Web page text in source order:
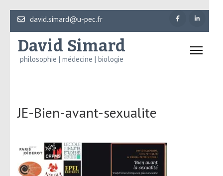
Aller
au
contenu
(Pressez
david.simard@u-pec.fr
David Simard
philosophie | médecine | biologie
JE-Bien-avant-sexualite